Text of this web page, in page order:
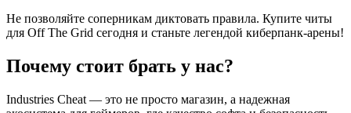
Не позволяйте соперникам диктовать правила. Купите читы
для Off The Grid сегодня и станьте легендой киберпанк-арены!
Почему стоит брать у нас?
Industries Cheat — это не просто магазин, а надежная